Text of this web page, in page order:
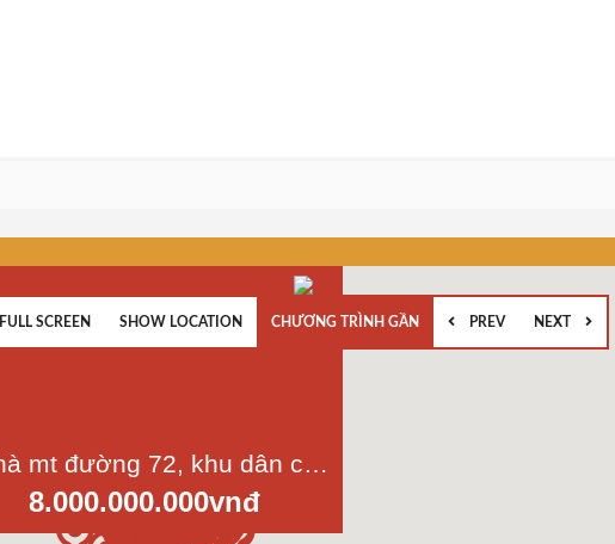
Nhà mt đường 72, khu dân cư Bình Phú 2, p,10, quận 6, tp.HCM, dt 4x15m, 3 lầu
8.000.000.000vnđ
FULL SCREEN SHOW LOCATION CHƯƠNG TRÌNH GẦN PREV NEXT